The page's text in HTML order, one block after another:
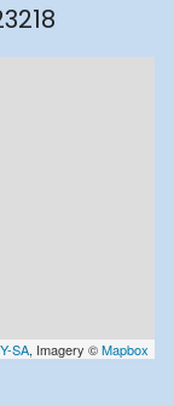
SA, Imagery ©Mapbox